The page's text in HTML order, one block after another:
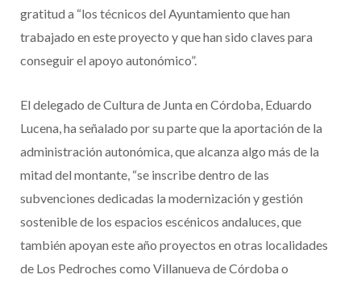
gratitud a “los técnicos del Ayuntamiento que han
trabajado en este proyecto y que han sido claves para
conseguir el apoyo autonómico”.
El delegado de Cultura de Junta en Córdoba, Eduardo
Lucena, ha señalado por su parte que la aportación de la
administración autonómica, que alcanza algo más de la
mitad del montante, “se inscribe dentro de las
subvenciones dedicadas la modernización y gestión
sostenible de los espacios escénicos andaluces, que
también apoyan este año proyectos en otras localidades
de Los Pedroches como Villanueva de Córdoba o